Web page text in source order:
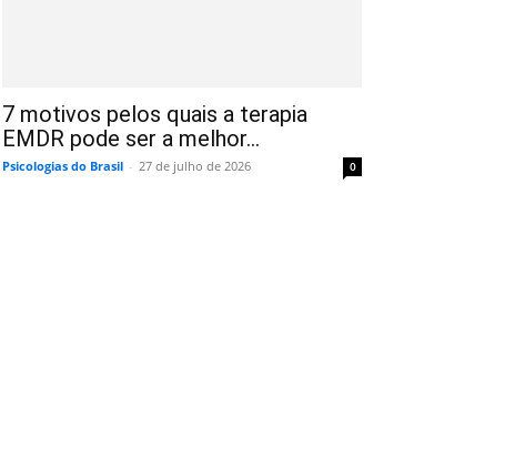
7 motivos pelos quais a terapia
EMDR pode ser a melhor...
Psicologias do Brasil - 27 de julho de 2026 0